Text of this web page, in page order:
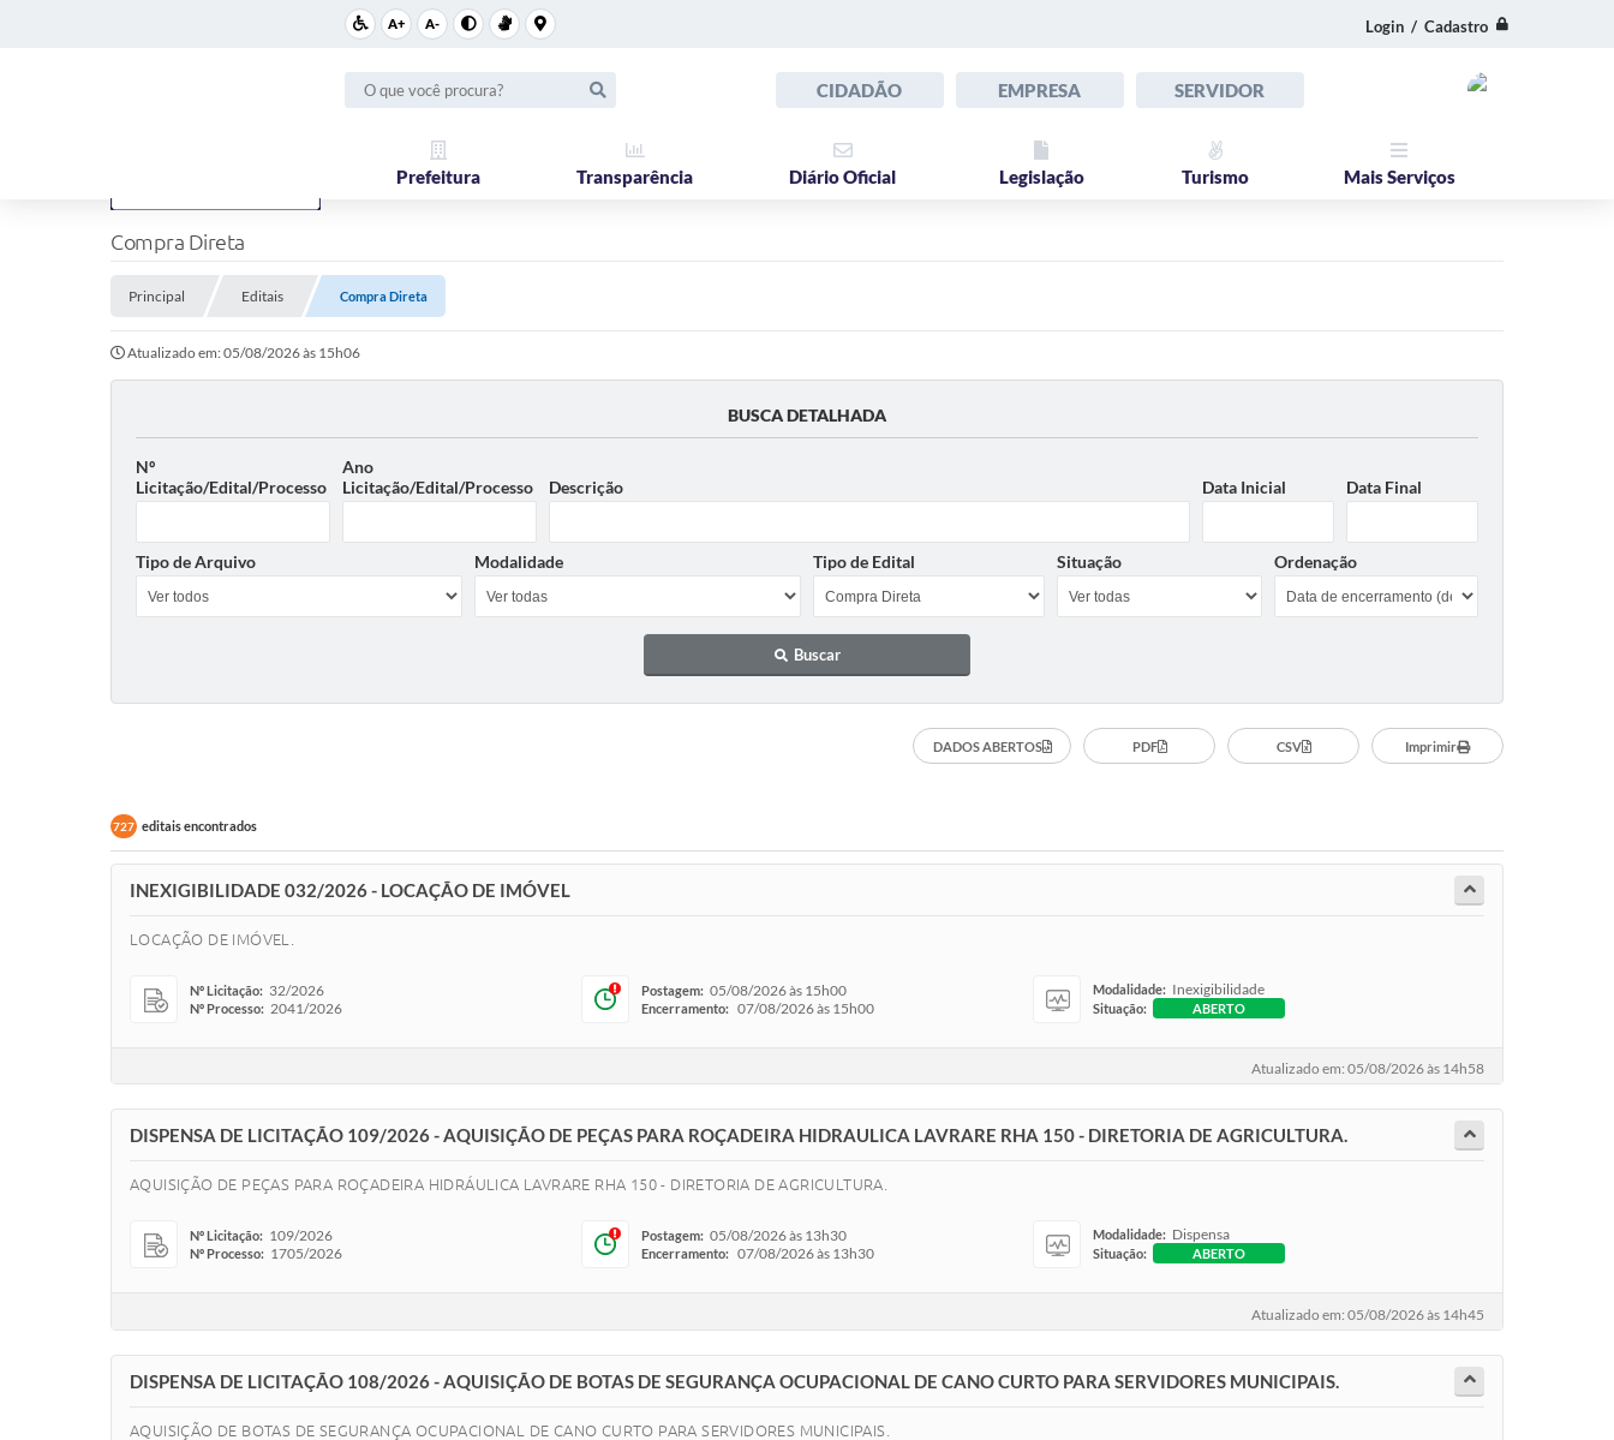
Login / Cadastro
A+ A-
CIDADÃO EMPRESA SERVIDOR
Prefeitura Transparência Diário Oficial Legislação Turismo Mais Serviços
Compra Direta
Principal Editais Compra Direta
Atualizado em: 05/08/2026 às 15h06
BUSCA DETALHADA
Nº
Licitação/Edital/Processo
Ano
Licitação/Edital/Processo
Descrição Data Inicial Data Final
Tipo de Arquivo Modalidade Tipo de Edital Situação Ordenação
Buscar
DADOS ABERTOS PDF CSV Imprimir
727 editais encontrados
INEXIGIBILIDADE 032/2026 - LOCAÇÃO DE IMÓVEL
LOCAÇÃO DE IMÓVEL.
Nº Licitação: 32/2026
Nº Processo: 2041/2026
Postagem: 05/08/2026 às 15h00
Encerramento: 07/08/2026 às 15h00
Modalidade: Inexigibilidade
Situação: ABERTO
Atualizado em: 05/08/2026 às 14h58
DISPENSA DE LICITAÇÃO 109/2026 - AQUISIÇÃO DE PEÇAS PARA ROÇADEIRA HIDRAULICA LAVRARE RHA 150 - DIRETORIA DE AGRICULTURA.
AQUISIÇÃO DE PEÇAS PARA ROÇADEIRA HIDRÁULICA LAVRARE RHA 150 - DIRETORIA DE AGRICULTURA.
Nº Licitação: 109/2026
Nº Processo: 1705/2026
Postagem: 05/08/2026 às 13h30
Encerramento: 07/08/2026 às 13h30
Modalidade: Dispensa
Situação: ABERTO
Atualizado em: 05/08/2026 às 14h45
DISPENSA DE LICITAÇÃO 108/2026 - AQUISIÇÃO DE BOTAS DE SEGURANÇA OCUPACIONAL DE CANO CURTO PARA SERVIDORES MUNICIPAIS.
AQUISIÇÃO DE BOTAS DE SEGURANÇA OCUPACIONAL DE CANO CURTO PARA SERVIDORES MUNICIPAIS.